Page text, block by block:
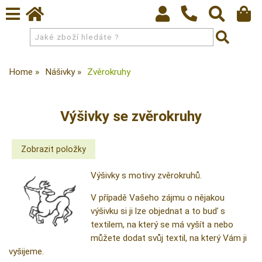
Home Nášivky Zvěrokruhy
Výšivky se zvěrokruhy
Výšivky s motivy zvěrokruhů.
V případě Vašeho zájmu o nějakou
výšivku si ji lze objednat a to buď s
textilem, na který se má vyšít a nebo
můžete dodat svůj textil, na který Vám ji
vyšijeme.